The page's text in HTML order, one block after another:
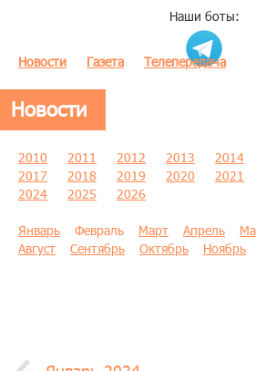
Наши боты:
Новости Газета Телепередача
Новости
2010 2011 2012 2013 2014
2017
2018 2019 2020 2021
2024
2025 2026
Январь Февраль Март Апрель
Август
Сентябрь Октябрь Ноябрь